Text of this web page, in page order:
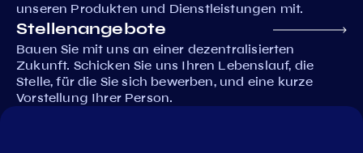
unseren Produkten und Dienstleistungen mit.
Stellenangebote
Bauen Sie mit uns an einer dezentralisierten
Zukunft. Schicken Sie uns Ihren Lebenslauf, die
Stelle, für die Sie sich bewerben, und eine kurze
Vorstellung Ihrer Person.